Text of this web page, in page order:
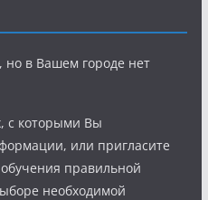
в Вашем городе нет
с которыми Вы
или пригласите
правильной
необходимой